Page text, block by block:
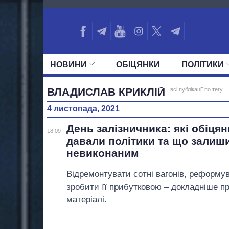
16
НОВИНИ ОБIЦЯНКИ ПОЛIТИКИ
УСІ ПОЛІТИКИ ПРЕЗИДЕНТ І ОФІС
ВЛАДИСЛАВ КРИКЛІЙ всі публікації по тегу
4 листопада, 2021
18:09
День залізничника: які
давали політики та що
невиконаним
Відремонтувати сотні вагонів,
зробити її прибутковою – докладніше
матеріалі.